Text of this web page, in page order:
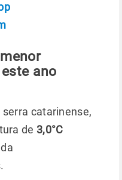
ano
catarinense,
de 3,0°C